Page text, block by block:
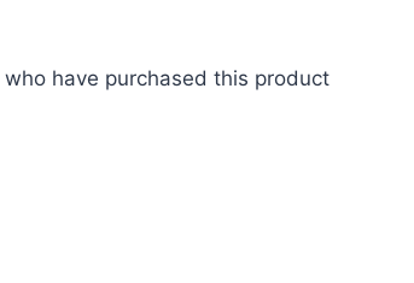
have purchased this product